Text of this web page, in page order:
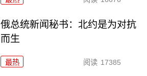
俄总统新闻秘书：北约是为对抗
而生
最热 阅读 17385